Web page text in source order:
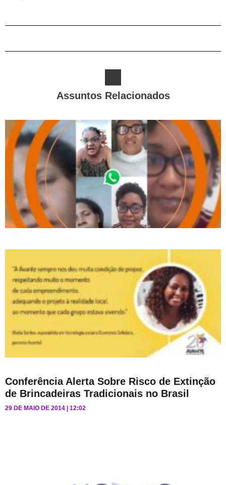
Assuntos Relacionados
Conferência Alerta Sobre Risco de Extinção
de Brincadeiras Tradicionais no Brasil
29 DE MAIO DE 2014 12:02